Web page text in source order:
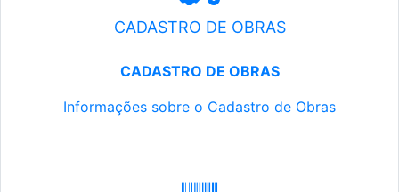
CADASTRO DE OBRAS
CADASTRO DE OBRAS
Informações sobre o Cadastro de Obras